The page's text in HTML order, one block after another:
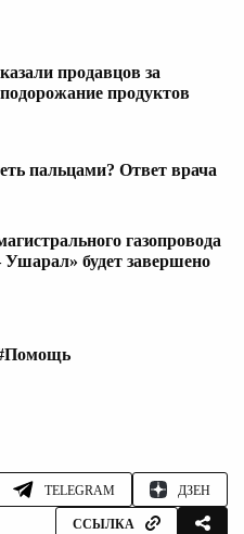
продавцов за
продуктов
пальцами? Ответ врача
газопровода
будет завершено
TELEGRAM ДЗЕН
ССЫЛКА